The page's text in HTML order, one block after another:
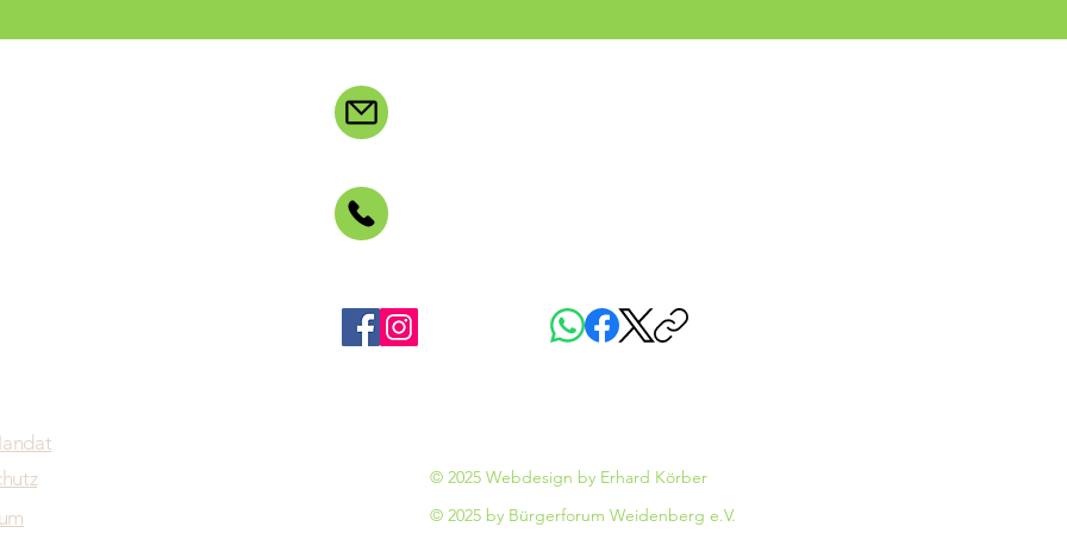
© 2025 Webdesign by Erhard Körber
© 2025 by Bürgerforum Weidenberg e.V.